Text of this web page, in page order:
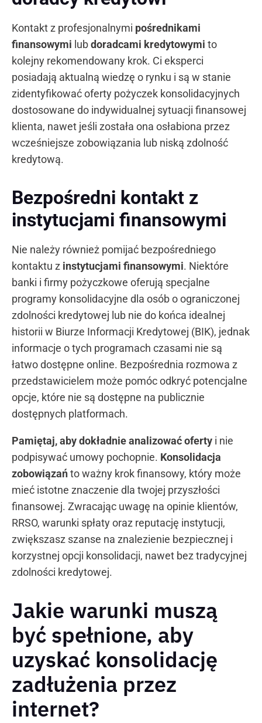
Kontakt z profesjonalnymi pośrednikami
finansowymi lubdoradcami kredytowymi to
kolejny rekomendowany krok. Ci eksperci
posiadają aktualną wiedzę o rynku i są w stanie
zidentyfikować oferty pożyczek konsolidacyjnych
dostosowane do indywidualnej sytuacji finansowej
klienta, nawet jeśli została ona osłabiona przez
wcześniejsze zobowiązania lub niską zdolność
kredytową.
Bezpośredni kontakt z
instytucjami finansowymi
Nie należy również pomijać bezpośredniego
kontaktu z instytucjami finansowymi. Niektóre
banki i firmy pożyczkowe oferują specjalne
programy konsolidacyjne dla osób o ograniczonej
zdolności kredytowej lub nie do końca idealnej
historii w Biurze Informacji Kredytowej (BIK), jednak
informacje o tych programach czasami nie są
łatwo dostępne online. Bezpośrednia rozmowa z
przedstawicielem może pomóc odkryć potencjalne
opcje, które nie są dostępne na publicznie
dostępnych platformach.
Pamiętaj, aby dokładnie analizować oferty i nie
podpisywać umowy pochopnie. Konsolidacja
zobowiązańto ważny krok finansowy, który może
mieć istotne znaczenie dla twojej przyszłości
finansowej. Zwracając uwagę na opinie klientów,
RRSO, warunki spłaty oraz reputację instytucji,
zwiększasz szanse na znalezienie bezpiecznej i
korzystnej opcji konsolidacji, nawet bez tradycyjnej
zdolności kredytowej.
Jakie warunki muszą
być spełnione, aby
uzyskać konsolidację
zadłużenia przez
internet?